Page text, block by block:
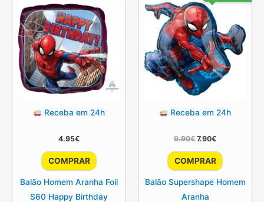
Receba em 24h
4.95€
COMPRAR
Balão Homem Aranha Foil
S60 Happy Birthday
Receba em 24h
9.90€ O
original
era:
7.90€O
atual
é:
COMPRAR
Balão Supershape Homem
Aranha